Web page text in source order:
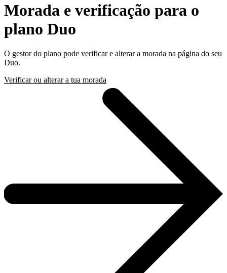
Morada e verificação para o
plano Duo
O gestor do plano pode verificar e alterar a morada na página do seu
Duo.
Verificar ou alterar a tua morada